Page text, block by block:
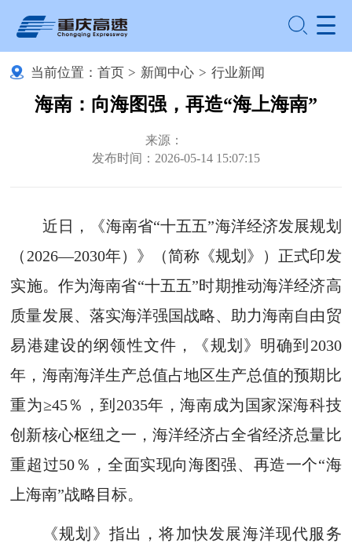
当前位置： 首页 > 新闻中心 > 行业新闻
海南：向海图强，再造“海上海南”
来源：
发布时间：2026-05-14 15:07:15
近日，《海南省“十五五”海洋经济发展规划
（2026—2030年）》（简称《规划》）正式印发
实施。作为海南省“十五五”时期推动海洋经济高
质量发展、落实海洋强国战略、助力海南自由贸
易港建设的纲领性文件，《规划》明确到2030
年，海南海洋生产总值占地区生产总值的预期比
重为≥45％，到2035年，海南成为国家深海科技
创新核心枢纽之一，海洋经济占全省经济总量比
重超过50％，全面实现向海图强、再造一个“海
上海南”战略目标。
《规划》指出，将加快发展海洋现代服务